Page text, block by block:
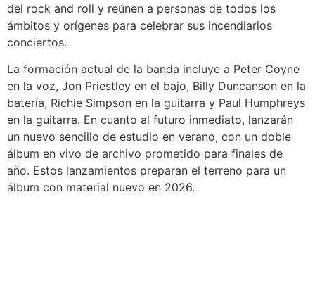
del rock and roll y reúnen a personas de todos los
ámbitos y orígenes para celebrar sus incendiarios
conciertos.
La formación actual de la banda incluye a Peter Coyne
en la voz, Jon Priestley en el bajo, Billy Duncanson en la
batería, Richie Simpson en la guitarra y Paul Humphreys
en la guitarra. En cuanto al futuro inmediato, lanzarán
un nuevo sencillo de estudio en verano, con un doble
álbum en vivo de archivo prometido para finales de
año. Estos lanzamientos preparan el terreno para un
álbum con material nuevo en 2026.